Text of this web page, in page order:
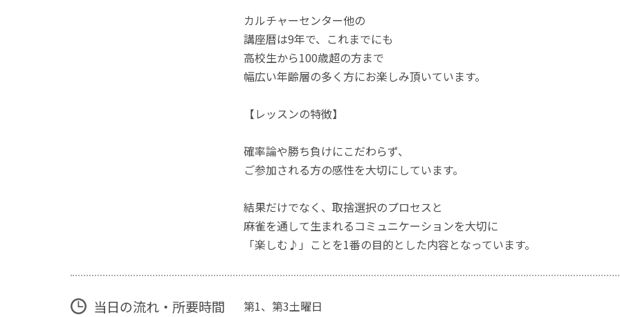
カルチャーセンター他の
講座暦は9年で、これまでにも
高校生から100歳超の方まで
幅広い年齢層の多く方にお楽しみ頂いています。
【レッスンの特徴】
確率論や勝ち負けにこだわらず、
ご参加される方の感性を大切にしています。
結果だけでなく、取捨選択のプロセスと
麻雀を通して生まれるコミュニケーションを大切に
「楽しむ♪」ことを1番の目的とした内容となっています。
当日の流れ・所要時間 第1、第3土曜日